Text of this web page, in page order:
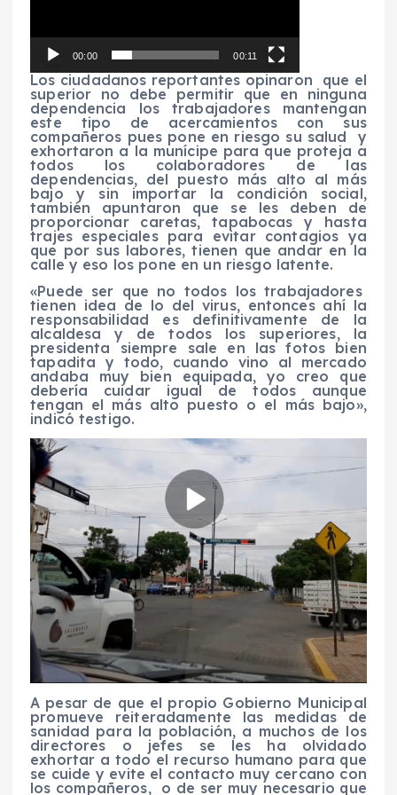
00:00 00:11
Los ciudadanos reportantes opinaron que el
superior no debe permitir que en ninguna
dependencia los trabajadores mantengan
este tipo de acercamientos con sus
compañeros pues pone en riesgo su salud y
exhortaron a la munícipe para que proteja a
todos los colaboradores de las
dependencias, del puesto más alto al más
bajo y sin importar la condición social,
también apuntaron que se les deben de
proporcionar caretas, tapabocas y hasta
trajes especiales para evitar contagios ya
que por sus labores, tienen que andar en la
calle y eso los pone en un riesgo latente.
«Puede ser que no todos los trabajadores
tienen idea de lo del virus, entonces ahí la
responsabilidad es definitivamente de la
alcaldesa y de todos los superiores, la
presidenta siempre sale en las fotos bien
tapadita y todo, cuando vino al mercado
andaba muy bien equipada, yo creo que
debería cuidar igual de todos aunque
tengan el más alto puesto o el más bajo»,
indicó testigo.
A pesar de que el propio Gobierno Municipal
promueve reiteradamente las medidas de
sanidad para la población, a muchos de los
directores o jefes se les ha olvidado
exhortar a todo el recurso humano para que
se cuide y evite el contacto muy cercano con
los compañeros, o de ser muy necesario que